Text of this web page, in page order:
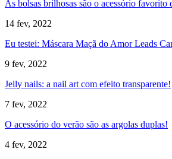
As bolsas brilhosas são o acessório
14 fev, 2022
Eu testei: Máscara Maçã do Amor Leads
9 fev, 2022
Jelly nails: a nail art com efeito transparente!
7 fev, 2022
O acessório do verão são as argolas duplas!
4 fev, 2022